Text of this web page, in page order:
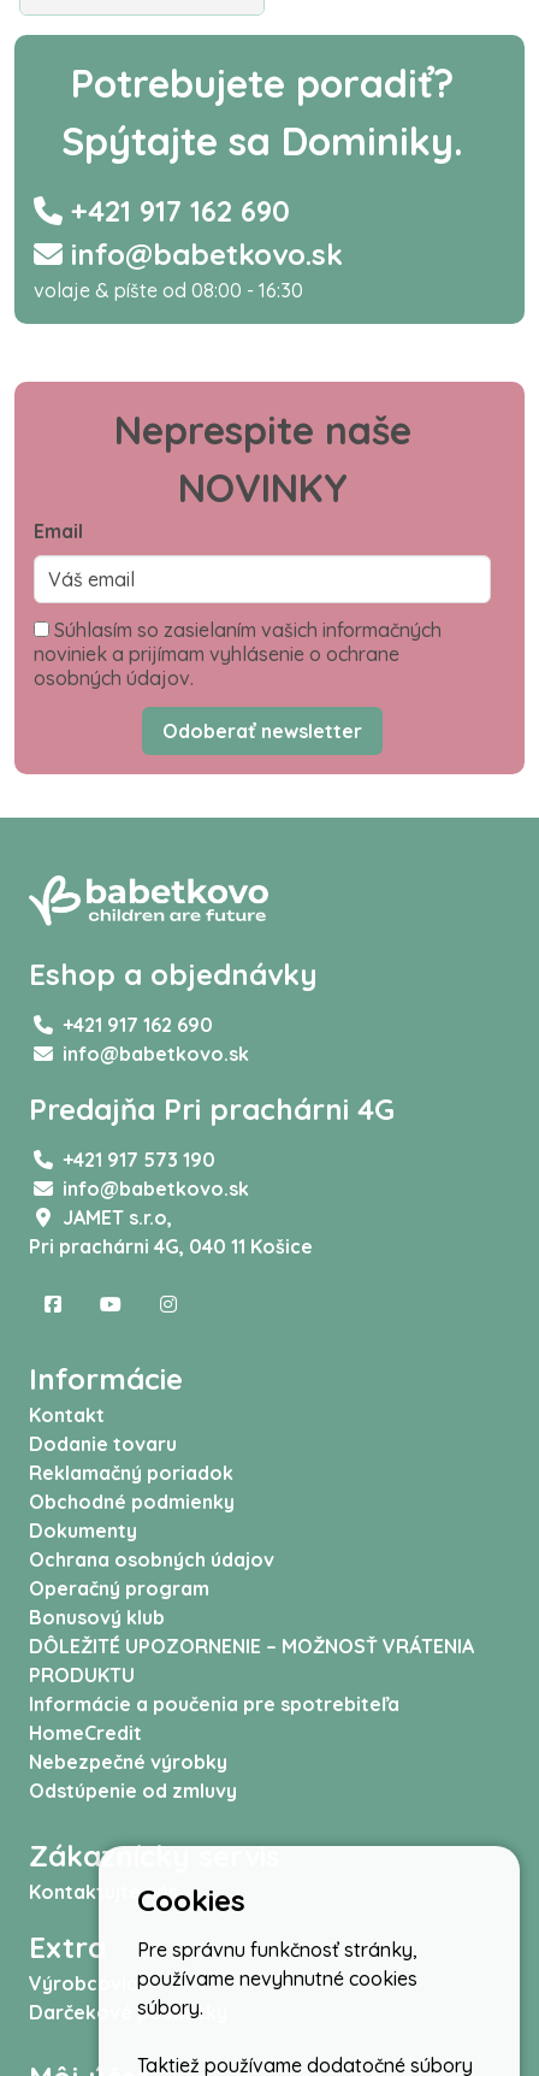
Potrebujete poradiť?
Spýtajte sa Dominiky.
+421 917 162 690
info@babetkovo.sk
volaje & píšte od 08:00 - 16:30
Neprespite naše
NOVINKY
Email
Súhlasím so zasielaním vašich informačných
noviniek a prijímam vyhlásenie o ochrane
osobných údajov.
Odoberať newsletter
Eshop a objednávky
+421 917 162 690
info@babetkovo.sk
Predajňa Pri prachárni 4G
+421 917 573 190
info@babetkovo.sk
JAMET s.r.o,
Pri prachárni 4G, 040 11 Košice
Informácie
Kontakt
Dodanie tovaru
Reklamačný poriadok
Obchodné podmienky
Dokumenty
Ochrana osobných údajov
Operačný program
Bonusový klub
DÔLEŽITÉ UPOZORNENIE – MOŽNOSŤ VRÁTENIA
PRODUKTU
Informácie a poučenia pre spotrebiteľa
HomeCredit
Nebezpečné výrobky
Odstúpenie od zmluvy
Zákaznícky servis
Kontaktujte nás
Extra
Výrobcovia
Darčekové poukážky
Cookies
Pre správnu funkčnosť stránky,
používame nevyhnutné cookies
súbory.
Taktiež používame dodatočné súbory